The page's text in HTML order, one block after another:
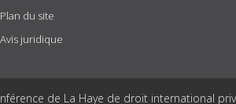
Plan du site
Avis juridique
de La Haye de droit international